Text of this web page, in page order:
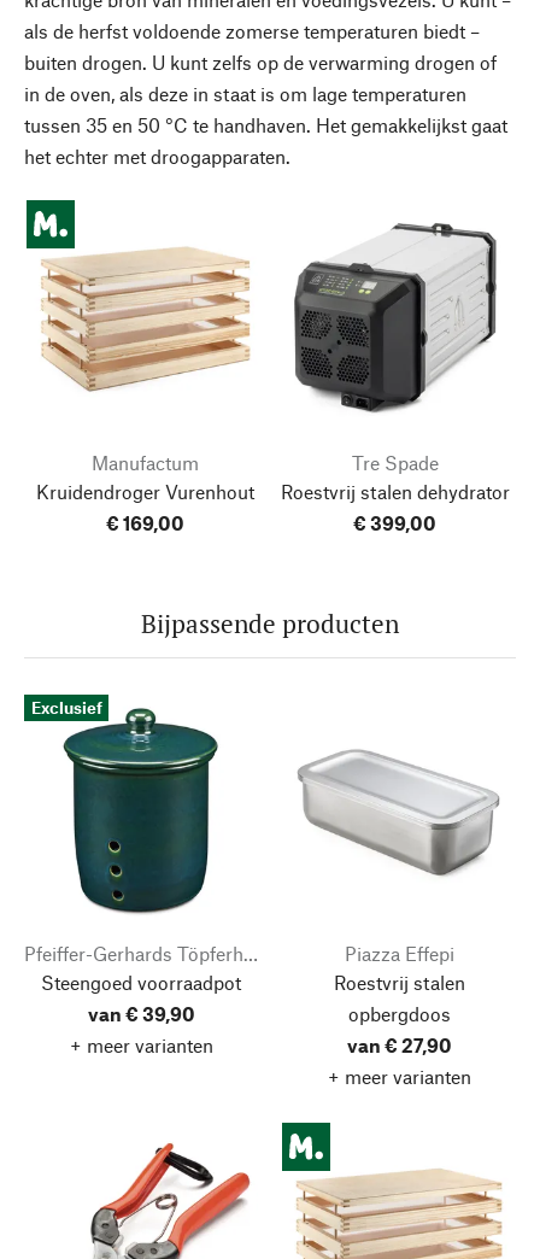
als de herfst voldoende zomerse temperaturen biedt –
buiten drogen. U kunt zelfs op de verwarming drogen of
in de oven, als deze in staat is om lage temperaturen
tussen 35 en 50 °C te handhaven. Het gemakkelijkst gaat
het echter met droogapparaten.
Manufactum
Kruidendroger Vurenhout
€ 169,00
Tre Spade
Roestvrij stalen dehydrator
€ 399,00
Bijpassende producten
Exclusief
Steengoed voorraadpot
van € 39,90
+ meer varianten
Piazza Effepi
Roestvrij stalen
opbergdoos
van € 27,90
+ meer varianten